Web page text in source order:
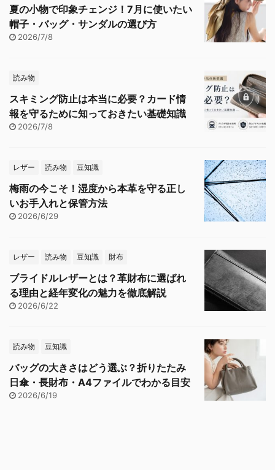
夏の小物で印象チェンジ！7月に使いたい
帽子・バッグ・サンダルの選び方
2026/7/8
読み物
スキミング防止は本当に必要？カード情
報を守るために知っておきたい基礎知識
2026/7/8
レザー 読み物 豆知識
梅雨の今こそ！湿度から本革を守る正し
いお手入れと保管方法
2026/6/29
レザー 読み物 豆知識 財布
ブライドルレザーとは？革財布に選ばれ
る理由と経年変化の魅力を徹底解説
2026/6/22
読み物 豆知識
バッグの大きさはどう選ぶ？折りたたみ
日傘・長財布・A4ファイルでわかる目安
2026/6/19